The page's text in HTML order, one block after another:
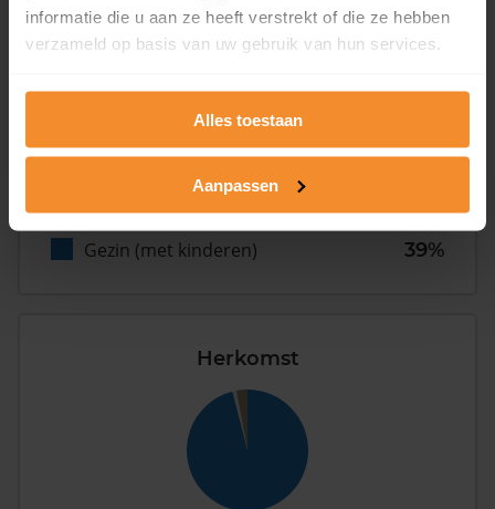
informatie die u aan ze heeft verstrekt of die ze hebben
verzameld op basis van uw gebruik van hun services.
Alles toestaan
Aanpassen
Stel (geen kinderen)
31%
Gezin (met kinderen)
39%
Herkomst